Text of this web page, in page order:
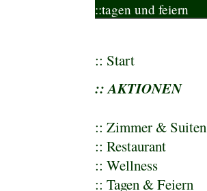
::tagen und feiern
:: Start
:: AKTIONEN
:: Zimmer & Suiten
:: Restaurant
:: Wellness
:: Tagen & Feiern